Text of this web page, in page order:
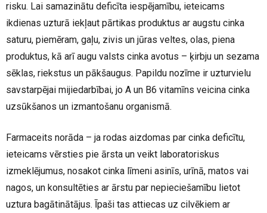
risku. Lai samazinātu deficīta iespējamību, ieteicams
ikdienas uzturā iekļaut pārtikas produktus ar augstu cinka
saturu, piemēram, gaļu, zivis un jūras veltes, olas, piena
produktus, kā arī augu valsts cinka avotus – ķirbju un sezama
sēklas, riekstus un pākšaugus. Papildu nozīme ir uzturvielu
savstarpējai mijiedarbībai, jo A un B6 vitamīns veicina cinka
uzsūkšanos un izmantošanu organismā.
Farmaceits norāda – ja rodas aizdomas par cinka deficītu,
ieteicams vērsties pie ārsta un veikt laboratoriskus
izmeklējumus, nosakot cinka līmeni asinīs, urīnā, matos vai
nagos, un konsultēties ar ārstu par nepieciešamību lietot
uztura bagātinātājus. Īpaši tas attiecas uz cilvēkiem ar